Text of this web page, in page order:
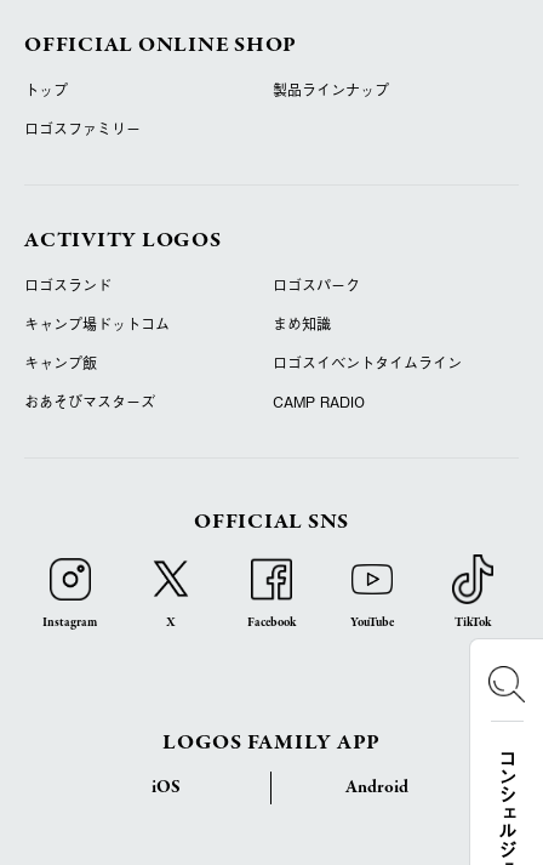
コンシェルジュ検索
OFFICIAL ONLINE SHOP
トップ
製品ラインナップ
ロゴスファミリー
ACTIVITY LOGOS
ロゴスランド
ロゴスパーク
キャンプ場ドットコム
まめ知識
キャンプ飯
ロゴスイベントタイムライン
おあそびマスターズ
CAMP RADIO
OFFICIAL SNS
Instagram X Facebook YouTube TikTok
LOGOS FAMILY APP
iOS Android